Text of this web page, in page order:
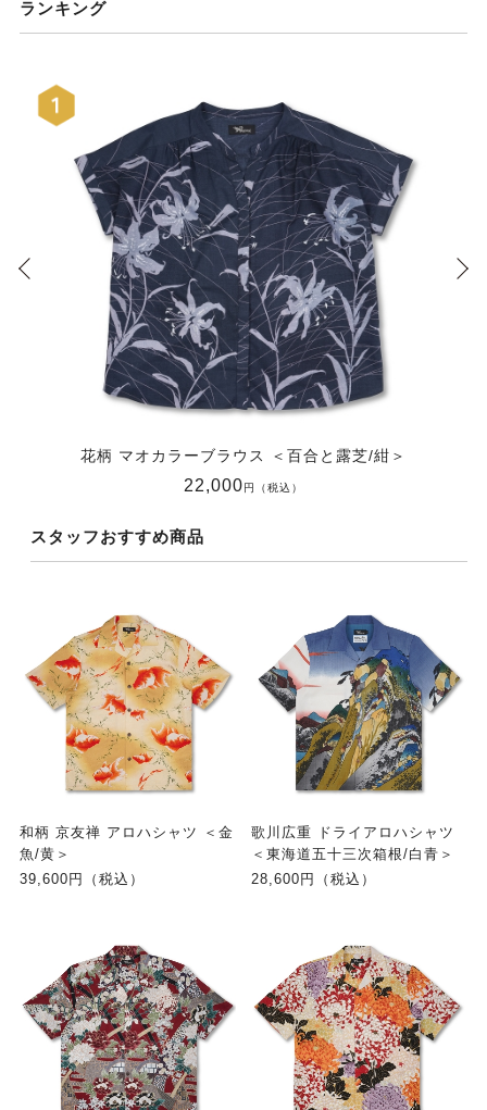
ランキング
花柄 マオカラーブラウス ＜百合と露芝/紺＞
22,000円（税込）
スタッフおすすめ商品
和柄 京友禅 アロハシャツ ＜金
魚/黄＞
39,600円（税込）
歌川広重 ドライアロハシャツ
＜東海道五十三次箱根/白青＞
28,600円（税込）